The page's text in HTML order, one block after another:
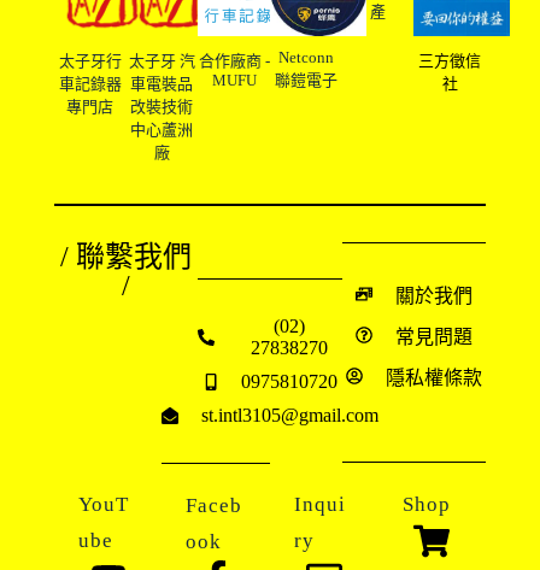
太子牙行
車記錄器
專門店
太子牙 汽
車電裝品
改裝技術
中心蘆洲
廠
合作廠商 -
MUFU
Netconn
聯鎧電子
產
三方徵信
社
/ 聯繫我們
/
(02)
27838270
0975810720
st.intl3105@gmail.com
關於我們
常見問題
隱私權條款
YouT
ube
Faceb
ook
Inqui
ry
Shop